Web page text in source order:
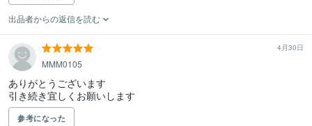
出品者からの返信を読む
4月30日
MMM0105
ありがとうございます
引き続き宜しくお願いします
参考になった